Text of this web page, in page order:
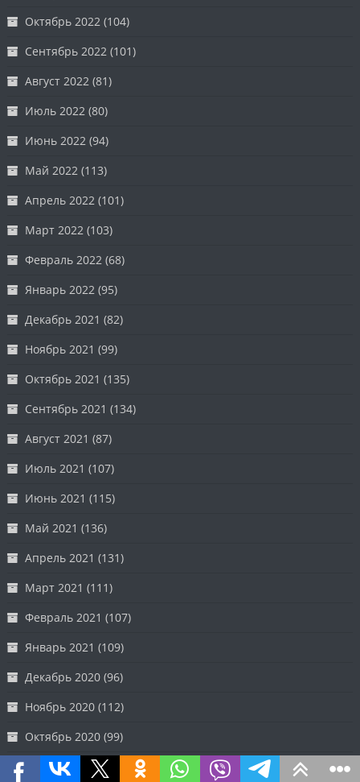
Октябрь 2022 (104)
Сентябрь 2022 (101)
Август 2022 (81)
Июль 2022 (80)
Июнь 2022 (94)
Май 2022 (113)
Апрель 2022 (101)
Март 2022 (103)
Февраль 2022 (68)
Январь 2022 (95)
Декабрь 2021 (82)
Ноябрь 2021 (99)
Октябрь 2021 (135)
Сентябрь 2021 (134)
Август 2021 (87)
Июль 2021 (107)
Июнь 2021 (115)
Май 2021 (136)
Апрель 2021 (131)
Март 2021 (111)
Февраль 2021 (107)
Январь 2021 (109)
Декабрь 2020 (96)
Ноябрь 2020 (112)
Октябрь 2020 (99)
Сентябрь 2020(128)